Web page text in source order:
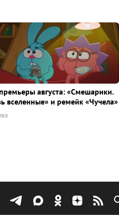
августа: «Смешарики.
вселенные» и ремейк «Чучела»